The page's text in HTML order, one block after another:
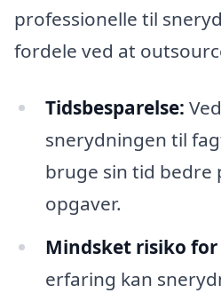
professionelle til
fordele ved at
Tidsbesparelse:
snerydningen til
bruge sin tid bedre
opgaver.
Mindsket risiko for
erfaring kan